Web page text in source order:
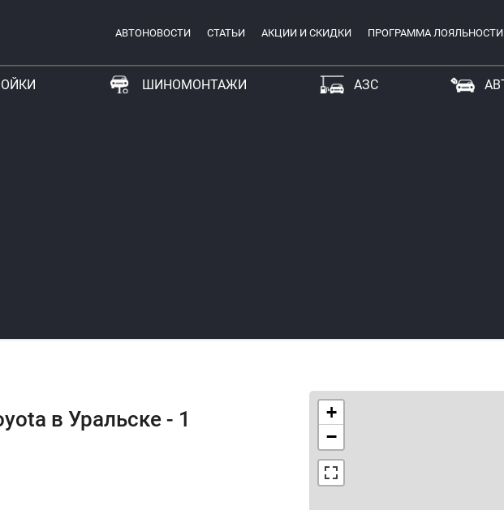
АВТОНОВОСТИ СТАТЬИ АКЦИИ И СКИДКИ ПРОГРАММА ЛОЯЛЬНОСТИ
ШИНОМОНТАЖИ АЗС
в Уральске - 1
+
−